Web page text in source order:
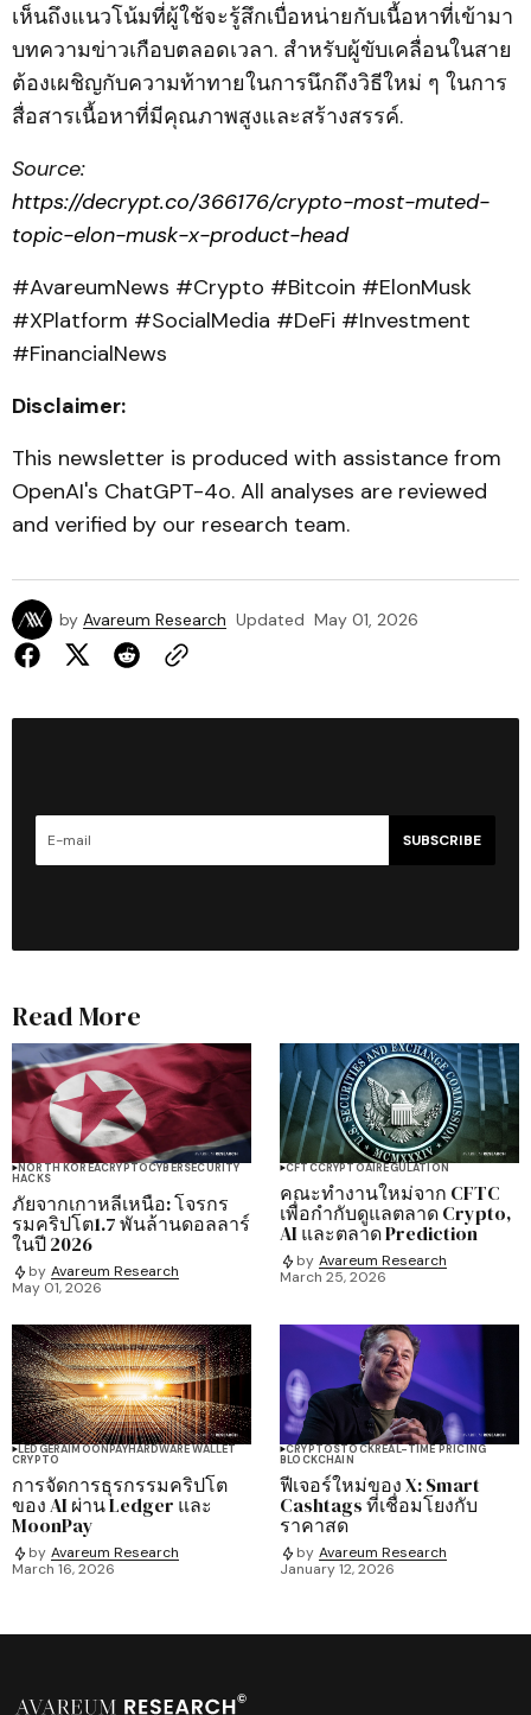
เห็นถึงแนวโน้มที่ผู้ใช้จะรู้สึกเบื่อหน่ายกับเนื้อหาที่เข้ามา
บทความข่าวเกือบตลอดเวลา. สำหรับผู้ขับเคลื่อนในสาย
ต้องเผชิญกับความท้าทายในการนึกถึงวิธีใหม่ ๆ ในการ
สื่อสารเนื้อหาที่มีคุณภาพสูงและสร้างสรรค์.
Source:
https://decrypt.co/366176/crypto-most-muted-
topic-elon-musk-x-product-head
#AvareumNews #Crypto #Bitcoin #ElonMusk
#XPlatform #SocialMedia #DeFi #Investment
#FinancialNews
Disclaimer:
This newsletter is produced with assistance from
OpenAI's ChatGPT-4o. All analyses are reviewed
and verified by our research team.
by Avareum Research Updated May 01, 2026
SUBSCRIBE
Read More
NORTH KOREACRYPTOCYBERSECURITY
HACKS
ภัยจากเกาหลีเหนือ: โจรกร
รมคริปโต1.7 พันล้านดอลลาร์
ในปี 2026
by Avareum Research
May 01, 2026
CFTCCRYPTOAIREGULATION
คณะทำงานใหม่จาก CFTC
เพื่อกำกับดูแลตลาด Crypto,
AI และตลาด Prediction
by Avareum Research
March 25, 2026
LEDGERAIMOONPAYHARDWARE WALLET
CRYPTO
การจัดการธุรกรรมคริปโต
ของ AI ผ่าน Ledger และ
MoonPay
by Avareum Research
March 16, 2026
CRYPTOSTOCKREAL-TIME PRICING
BLOCKCHAIN
ฟีเจอร์ใหม่ของ X: Smart
Cashtags ที่เชื่อมโยงกับ
ราคาสด
by Avareum Research
January 12, 2026